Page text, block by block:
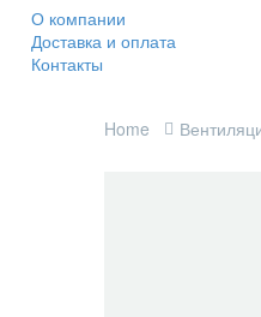
О компании
Доставка и оплата
Контакты
Home